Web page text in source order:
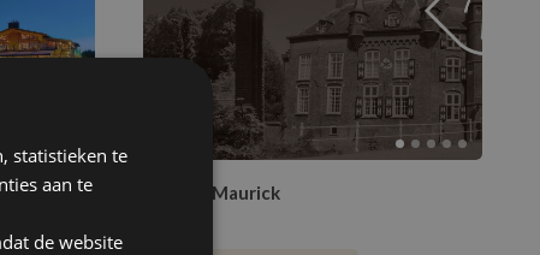
Kasteel Maurick
statistieken te
aan te
de website